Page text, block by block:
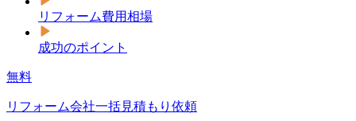
リフォーム費用相場
成功のポイント
無料
リフォーム会社一括見積もり依頼